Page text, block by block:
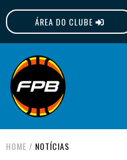
ÁREA DO CLUBE
FPB
HOME / NOTÍCIAS